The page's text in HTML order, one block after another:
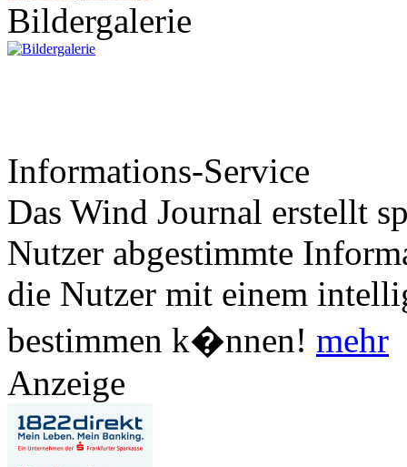
Bildergalerie
Informations-Service
Das Wind Journal erstellt
Nutzer abgestimmte
die Nutzer mit einem
bestimmen k�nnen! mehr
Anzeige